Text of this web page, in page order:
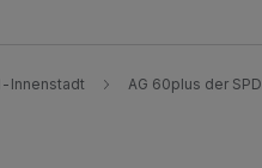
Innenstadt AG 60plus der